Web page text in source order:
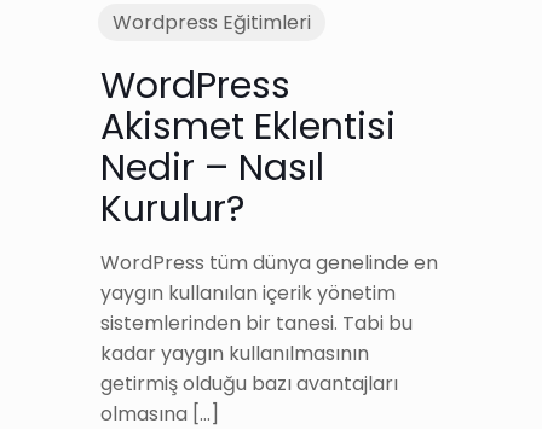
Wordpress Eğitimleri
WordPress
Akismet Eklentisi
Nedir – Nasıl
Kurulur?
WordPress tüm dünya genelinde en
yaygın kullanılan içerik yönetim
sistemlerinden bir tanesi. Tabi bu
kadar yaygın kullanılmasının
getirmiş olduğu bazı avantajları
olmasına […]